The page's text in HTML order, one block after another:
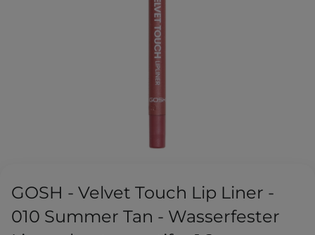
GOSH - Velvet Touch Lip Liner -
010 Summer Tan - Wasserfester